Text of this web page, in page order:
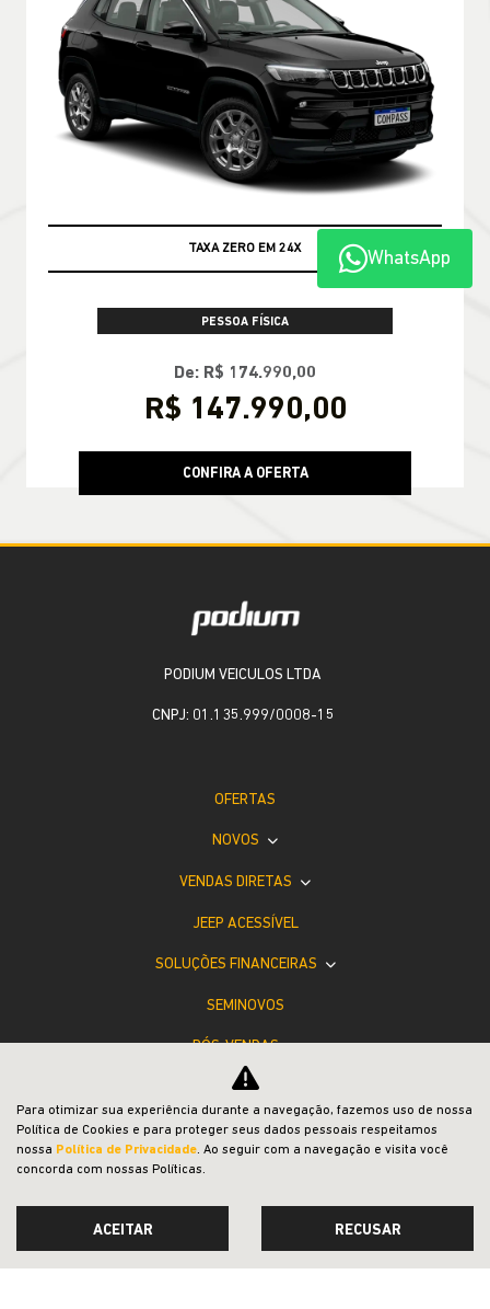
TAXA ZERO EM 24X
PESSOA FÍSICA
De: R$ 174.990,00
R$ 147.990,00
CONFIRA A OFERTA
WhatsApp
PODIUM VEICULOS LTDA
CNPJ: 01.135.999/0008-15
OFERTAS
NOVOS
VENDAS DIRETAS
JEEP ACESSÍVEL
SOLUÇÕES FINANCEIRAS
SEMINOVOS
PÓS-VENDAS
INSTITUCIONAL
COMPARATIVO
Para otimizar sua experiência durante a navegação, fazemos uso de nossa
Política de Cookies e para proteger seus dados pessoais respeitamos
nossa Política de Privacidade. Ao seguir com a navegação e visita você
concorda com nossas Políticas.
ACEITAR RECUSAR